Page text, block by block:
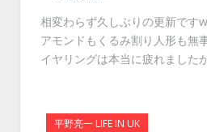
相変わらず久しぶりの更新です
アモンドもくるみ割り人形も無
イヤリングは本当に疲れました
平野亮一 LIFE IN UK